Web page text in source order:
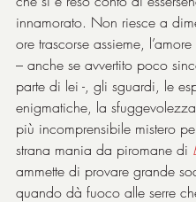
innamorato. Non riesce a
ore trascorse assieme,
– anche se avvertito poco
parte di lei -, gli sguardi, le
enigmatiche, la
più incomprensibile mistero
strana mania da piromane di
ammette di provare grande
quando dà fuoco alle serre